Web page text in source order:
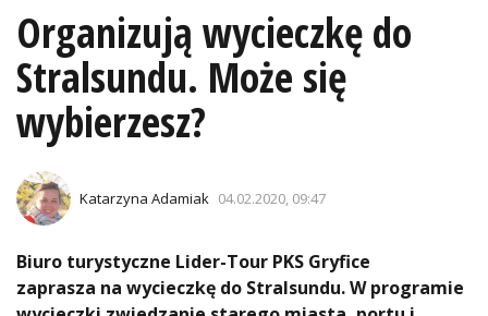
Organizują wycieczkę do
Stralsundu. Może się
wybierzesz?
Katarzyna Adamiak 04.02.2020, 09:47
Biuro turystyczne Lider-Tour PKS Gryfice
zaprasza na wycieczkę do Stralsundu. W programie